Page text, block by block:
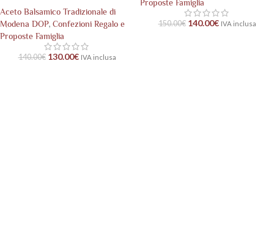
Aceto Balsamico Tradizionale di
Modena DOP, Confezioni Regalo e
Proposte Famiglia
140.00€ 130.00€ IVA inclusa
Proposte Famiglia
150.00€ 140.00€ IVA inclusa